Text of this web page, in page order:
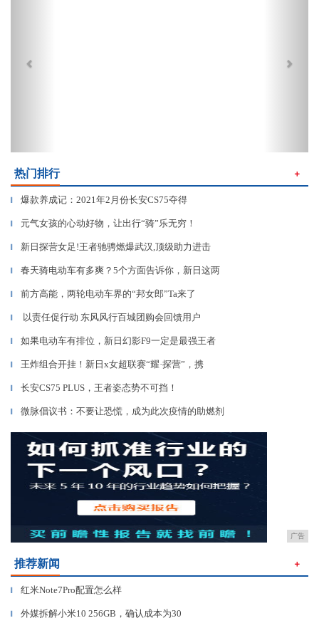
热门排行 ＋
▎ 爆款养成记：2021年2月份长安CS75夺得
▎ 元气女孩的心动好物，让出行“骑”乐无穷！
▎ 新日探营女足!王者驰骋燃爆武汉,顶级助力进击
▎ 春天骑电动车有多爽？5个方面告诉你，新日这两
▎ 前方高能，两轮电动车界的“邦女郎”Ta来了
▎ 以责任促行动 东风风行百城团购会回馈用户
▎ 如果电动车有排位，新日幻影F9一定是最强王者
▎ 王炸组合开挂！新日x女超联赛“耀·探营”，携
▎ 长安CS75 PLUS，王者姿态势不可挡！
▎ 微脉倡议书：不要让恐慌，成为此次疫情的助燃剂
广告
推荐新闻 ＋
▎ 红米Note7Pro配置怎么样
▎ 外媒拆解小米10 256GB，确认成本为30